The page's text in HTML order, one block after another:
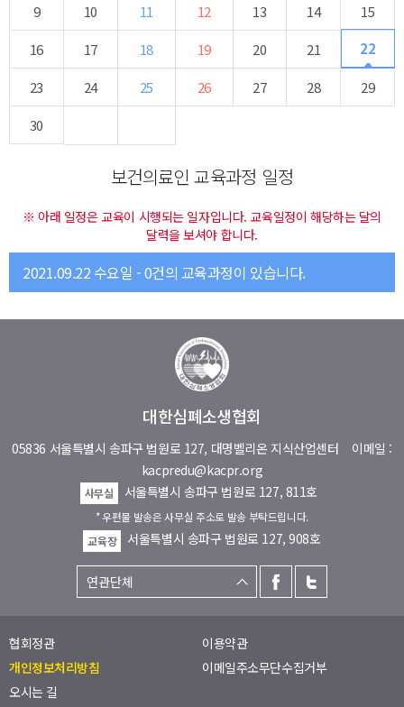
9
10 11 12 13 14
15
16
17 18 19 20 21 22
23 24 25 26 27 28
29
30
보건의료인 교육과정 일정
※ 아래 일정은 교육이 시행되는 일자입니다. 교육일정이 해당하는 달의
달력을 보셔야 합니다.
2021.09.22 수요일 - 0건의 교육과정이 있습니다.
대한심폐소생협회
05836 서울특별시 송파구 법원로 127, 대명벨리온 지식산업센터 이메일 :
kacpredu@kacpr.org
사무실 서울특별시 송파구 법원로 127, 811호
* 우편물 발송은 사무실 주소로 발송 부탁드립니다.
교육장
서울특별시 송파구 법원로 127, 908호
협회정관
이용약관
개인정보처리방침
이메일주소무단수집거부
오시는 길